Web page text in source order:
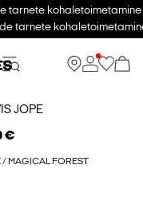
tarnete
tarnete
JOPE
€
/ MAGICAL FOREST